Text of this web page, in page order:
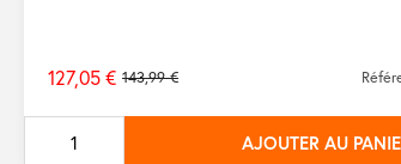
Prix
de
base
143,99 €
127,05 €
AJOUTER AU